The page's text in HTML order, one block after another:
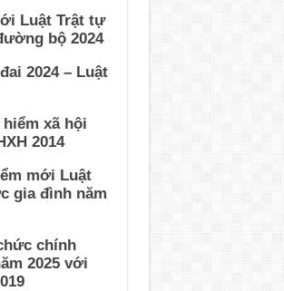
Luật Trật tự
bộ 2024
2024 – Luật
xã hội
2014
mới Luật
gia đình năm
chính
2025 với